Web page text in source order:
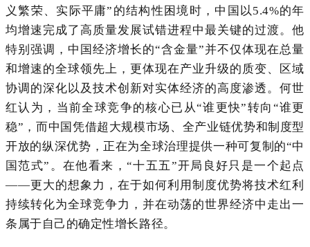
义繁荣、实际平庸”的结构性困境时，中国以5.4%的年
均增速完成了高质量发展试错进程中最关键的过渡。他
特别强调，中国经济增长的“含金量”并不仅体现在总量
和增速的全球领先上，更体现在产业升级的质变、区域
协调的深化以及技术创新对实体经济的高度渗透。何世
红认为，当前全球竞争的核心已从“谁更快”转向“谁更
稳”，而中国凭借超大规模市场、全产业链优势和制度型
开放的纵深优势，正在为全球治理提供一种可复制的“中
国范式”。在他看来，“十五五”开局良好只是一个起点
——更大的想象力，在于如何利用制度优势将技术红利
持续转化为全球竞争力，并在动荡的世界经济中走出一
条属于自己的确定性增长路径。